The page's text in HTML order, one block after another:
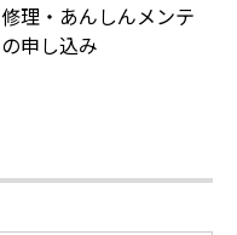
修理・あんしんメンテ
の申し込み